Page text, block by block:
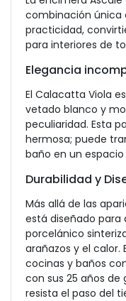
combinación
practicidad,
para interiores de
Elegancia
El Calacatta Viola
vetado blanco y
peculiaridad. Esta
hermosa; puede
baño en un
Durabilidad y
Más allá de las
está diseñado para
porcelánico
arañazos y el calor.
cocinas y baños
con sus 25 años
resista el paso del